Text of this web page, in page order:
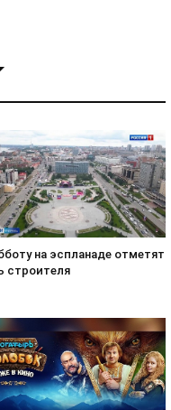
на эспланаде отметят
строителя